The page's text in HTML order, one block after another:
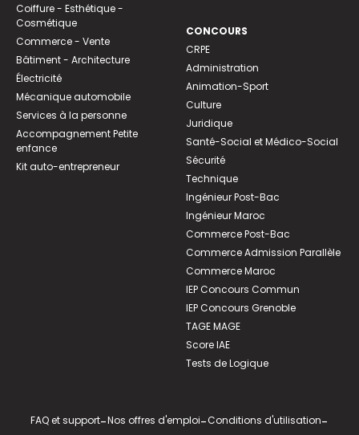
Coiffure - Esthétique -
Cosmétique
Commerce - Vente
Bâtiment - Architecture
Électricité
Mécanique automobile
Services à la personne
Accompagnement Petite
enfance
Kit auto-entrepreneur
CONCOURS
CRPE
Administration
Animation-Sport
Culture
Juridique
Santé-Social et Médico-Social
Sécurité
Technique
Ingénieur Post-Bac
Ingénieur Maroc
Commerce Post-Bac
Commerce Admission Parallèle
Commerce Maroc
IEP Concours Commun
IEP Concours Grenoble
TAGE MAGE
Score IAE
Tests de Logique
FAQ et support-Nos offres d'emploi-Conditions d'utilisation-